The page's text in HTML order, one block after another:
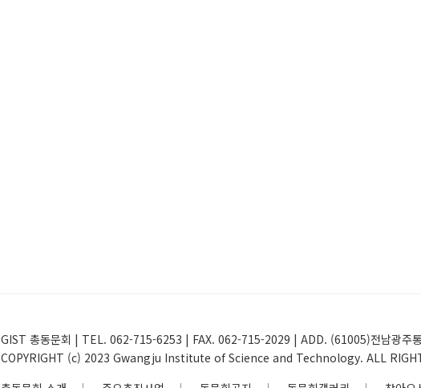
GIST 총동문회 | TEL. 062-715-6253 | FAX. 062-715-2029 | ADD. (61005)전남광주
COPYRIGHT (c) 2023 Gwangju Institute of Science and Technology. ALL